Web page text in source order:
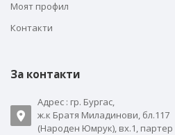
Моят профил
Контакти
За контакти
Адрес : гр. Бургас,
ж.к Братя Миладинови, бл.117
(Народен Юмрук), вх.1, партер